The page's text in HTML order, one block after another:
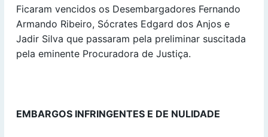
Ficaram vencidos os Desembargadores Fernando
Armando Ribeiro, Sócrates Edgard dos Anjos e
Jadir Silva que passaram pela preliminar suscitada
pela eminente Procuradora de Justiça.
EMBARGOS INFRINGENTES E DE NULIDADE